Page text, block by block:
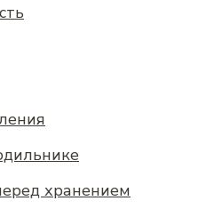
хранением